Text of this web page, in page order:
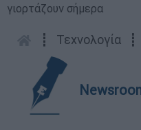
γιορτάζουν σήμερα
┋ Τεχνολογία ┋